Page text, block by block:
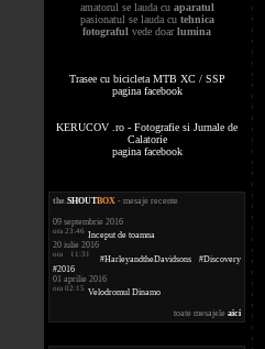
amatorul se lauda cu aparatul
pasionatul se lauda cu tehnica
fotograful vede doarlumina
Trasee cu bicicleta MTB XC / SSP
pagina facebook
KERUCOV .ro - Fotografie si Jurnale de
Calatorie
pagina facebook
the.SHOUTBOX - mesaje recente
09 septembrie 2016
ora 23:46 Inceput de toamna
20 iulie 2016
ora 11:31
#HarleyandtheDavidsons #Discovery
#2016
01 aprilie 2016
ora 02:15 Velodromul Dinamo
toate mesajele aici